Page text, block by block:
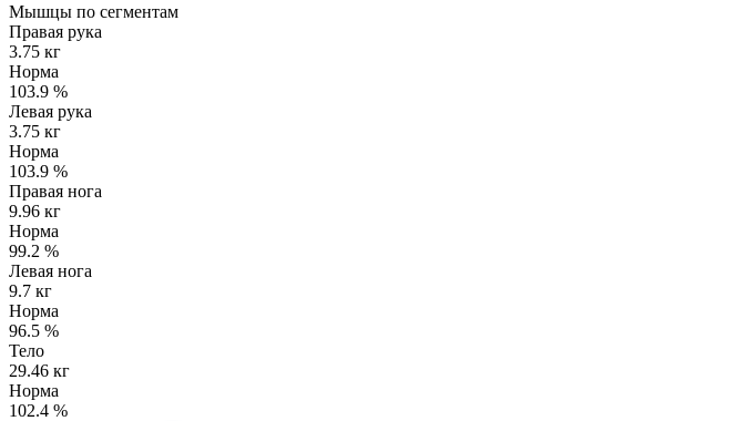
Мышцы по сегментам
Правая рука
3.75 кг
Норма
103.9 %
Левая рука
3.75 кг
Норма
103.9 %
Правая нога
9.96 кг
Норма
99.2 %
Левая нога
9.7 кг
Норма
96.5 %
Тело
29.46 кг
Норма
102.4 %